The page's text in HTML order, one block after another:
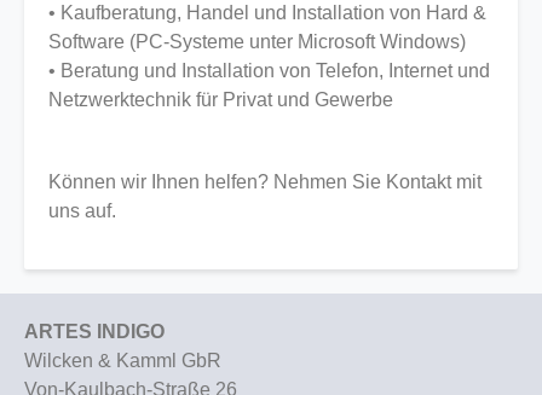
• Kaufberatung, Handel und Installation von Hard &
Software (PC-Systeme unter Microsoft Windows)
• Beratung und Installation von Telefon, Internet und
Netzwerktechnik für Privat und Gewerbe
Können wir Ihnen helfen? Nehmen Sie Kontakt mit
uns auf.
ARTES INDIGO
Wilcken & Kamml GbR
Von-Kaulbach-Straße 26